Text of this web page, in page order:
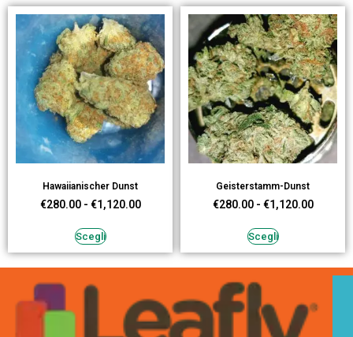
Hawaiianischer Dunst
€280.00 - €1,120.00
Scegli
Geisterstamm-Dunst
€280.00 - €1,120.00
Scegli